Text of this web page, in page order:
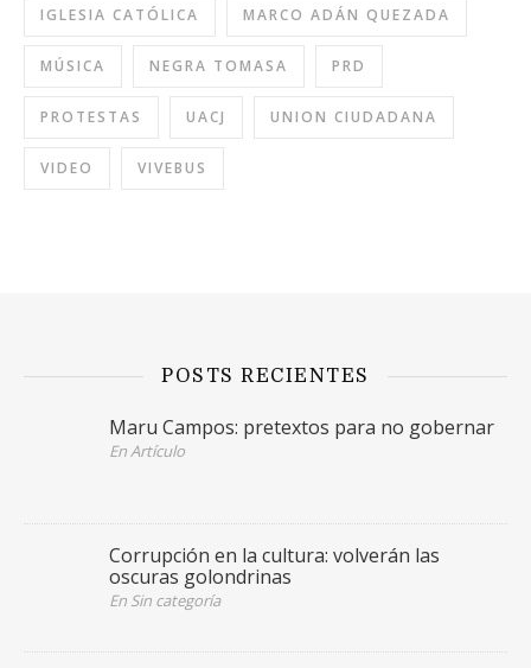
IGLESIA CATÓLICA MARCO ADÁN QUEZADA
MÚSICA NEGRA TOMASA PRD
PROTESTAS UACJ UNION CIUDADANA
VIDEO VIVEBUS
POSTS RECIENTES
Maru Campos: pretextos para no gobernar
En Artículo
Corrupción en la cultura: volverán las
oscuras golondrinas
En Sin categoría